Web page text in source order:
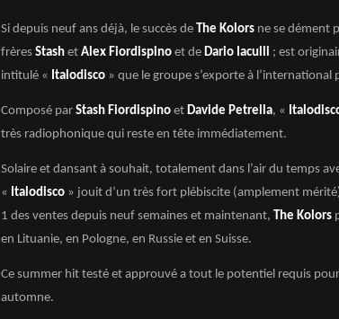
Si depuis neuf ans déjà, le succès de The Kolors ne se dément
frères Stash et Alex Fiordispino et de Dario Iaculli ; est
intitulé « Italodisco » que le groupe s’exporte à l’international
Composé par Stash Fiordispino et Davide Petrella, «
très radiophonique qui reste en tête immédiatement.
Solaire et dansant à souhait, totalement dans l’air du temps
« Italodisco » jouit d’un très fort plébiscite (amplement
1 des ventes depuis neuf semaines et maintenant, The Kolors
en Lituanie, en Pologne, en Russie et en Suisse.
Ce summer hit testé et approuvé a tout le potentiel requis
automne.